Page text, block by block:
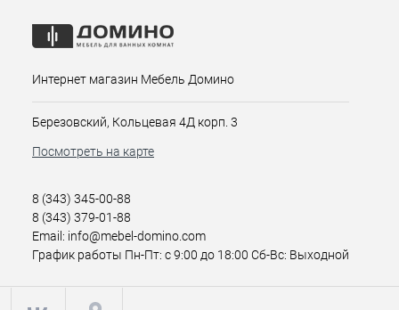
Интернет магазин Мебель Домино
Березовский, Кольцевая 4Д корп. 3
Посмотреть на карте
8 (343) 345-00-88
8 (343) 379-01-88
Email: info@mebel-domino.com
График работы Пн-Пт: с 9:00 до 18:00 Сб-Вс: Выходной